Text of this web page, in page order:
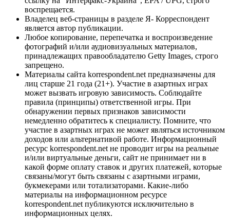
воспрещается.
Владелец веб-страницы в разделе Я- Корреспондент
является автор публикации.
Любое копирование, перепечатка и воспроизведение
фотографий и/или аудиовизуальных материалов,
принадлежащих правообладателю Getty Images, строго
запрещено.
Материалы сайта korrespondent.net предназначены для
лиц старше 21 года (21+). Участие в азартных играх
может вызвать игровую зависимость. Соблюдайте
правила (принципы) ответственной игры. При
обнаружении первых признаков зависимости
немедленно обратитесь к специалисту. Помните, что
участие в азартных играх не может являться источником
доходов или альтернативой работе. Информационный
ресурс korrespondent.net не проводит игры на реальные
и/или виртуальные деньги, сайт не принимает ни в
какой форме оплату ставок и других платежей, которые
связаны/могут быть связаны с азартными играми,
букмекерами или тотализаторами. Какие-либо
материалы на информационном ресурсе
korrespondent.net публикуются исключительно в
информационных целях.